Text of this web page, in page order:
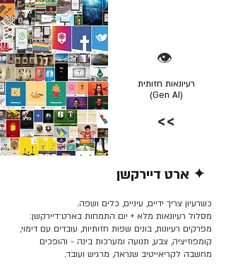
👁️
רעיונאות חזותית
(Gen AI)
>>
✦ ארט דיירקשן
כשרעיון צריך ידיים, עיניים, כלים ושפה.
מסלול רעיונאות מלא + יום התמחות בארט־דיירקשן:
מפרקים רעיונות, בונים שפות חזותיות, עובדים עם דימוי,
קומפוזיציה, צבע, תנועה ומערכות בינה - והופכים
מחשבה לקריאייטיב שנראה, מרגיש ועובד.